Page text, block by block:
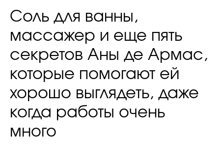
Соль для ванны,
массажер и еще пять
секретов Аны де Армас,
которые помогают ей
хорошо выглядеть, даже
когда работы очень
много